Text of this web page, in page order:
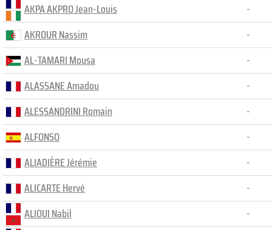
AKPA AKPRO Jean-Louis
-
AKROUR Nassim
-
AL-TAMARI Mousa
-
ALASSANE Amadou
-
ALESSANDRINI Romain
-
ALFONSO
-
ALIADIÈRE Jérémie
-
ALICARTE Hervé
-
ALIOUI Nabil
-